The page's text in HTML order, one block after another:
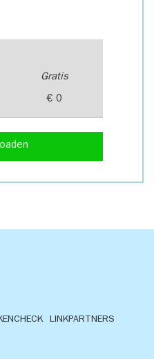
Gratis
€ 0
LINKPARTNERS